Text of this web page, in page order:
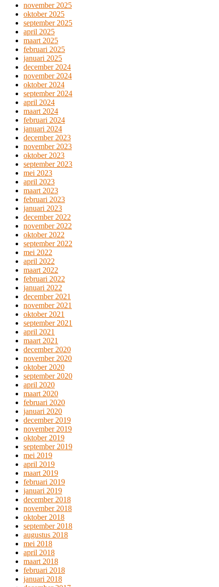
november 2025
oktober 2025
september 2025
april 2025
maart 2025
februari 2025
januari 2025
december 2024
november 2024
oktober 2024
september 2024
april 2024
maart 2024
februari 2024
januari 2024
december 2023
november 2023
oktober 2023
september 2023
mei 2023
april 2023
maart 2023
februari 2023
januari 2023
december 2022
november 2022
oktober 2022
september 2022
mei 2022
april 2022
maart 2022
februari 2022
januari 2022
december 2021
november 2021
oktober 2021
september 2021
april 2021
maart 2021
december 2020
november 2020
oktober 2020
september 2020
april 2020
maart 2020
februari 2020
januari 2020
december 2019
november 2019
oktober 2019
september 2019
mei 2019
april 2019
maart 2019
februari 2019
januari 2019
december 2018
november 2018
oktober 2018
september 2018
augustus 2018
mei 2018
april 2018
maart 2018
februari 2018
januari 2018